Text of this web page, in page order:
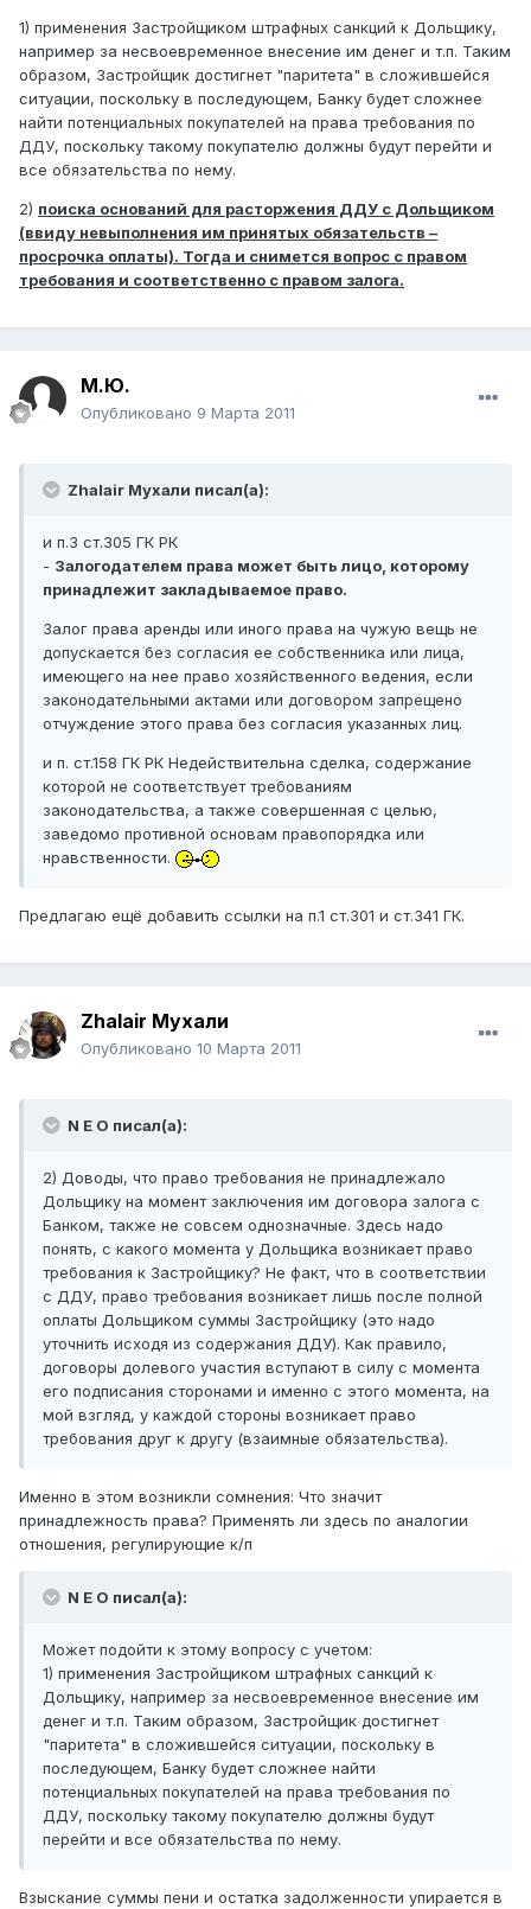
1) применения Застройщиком штрафных санкций к Дольщику,
например за несвоевременное внесение им денег и т.п. Таким
образом, Застройщик достигнет "паритета" в сложившейся
ситуации, поскольку в последующем, Банку будет сложнее
найти потенциальных покупателей на права требования по
ДДУ, поскольку такому покупателю должны будут перейти и
все обязательства по нему.
2) поиска оснований для расторжения ДДУ с Дольщиком
(ввиду невыполнения им принятых обязательств –
просрочка оплаты). Тогда и снимется вопрос с правом
требования и соответственно с правом залога.
М.Ю.
Опубликовано 9 Марта 2011
Zhalair Мухали писал(а):
и п.3 ст.305 ГК РК
- Залогодателем права может быть лицо, которому
принадлежит закладываемое право.
Залог права аренды или иного права на чужую вещь не
допускается без согласия ее собственника или лица,
имеющего на нее право хозяйственного ведения, если
законодательными актами или договором запрещено
отчуждение этого права без согласия указанных лиц.
и п. ст.158 ГК РК Недействительна сделка, содержание
которой не соответствует требованиям
законодательства, а также совершенная с целью,
заведомо противной основам правопорядка или
нравственности.
Предлагаю ещё добавить ссылки на п.1 ст.301 и ст.341 ГК.
Zhalair Мухали
Опубликовано 10 Марта 2011
N E O писал(а):
2) Доводы, что право требования не принадлежало
Дольщику на момент заключения им договора залога с
Банком, также не совсем однозначные. Здесь надо
понять, с какого момента у Дольщика возникает право
требования к Застройщику? Не факт, что в соответствии
с ДДУ, право требования возникает лишь после полной
оплаты Дольщиком суммы Застройщику (это надо
уточнить исходя из содержания ДДУ). Как правило,
договоры долевого участия вступают в силу с момента
его подписания сторонами и именно с этого момента, на
мой взгляд, у каждой стороны возникает право
требования друг к другу (взаимные обязательства).
Именно в этом возникли сомнения: Что значит
принадлежность права? Применять ли здесь по аналогии
отношения, регулирующие к/п
N E O писал(а):
Может подойти к этому вопросу с учетом:
1) применения Застройщиком штрафных санкций к
Дольщику, например за несвоевременное внесение им
денег и т.п. Таким образом, Застройщик достигнет
"паритета" в сложившейся ситуации, поскольку в
последующем, Банку будет сложнее найти
потенциальных покупателей на права требования по
ДДУ, поскольку такому покупателю должны будут
перейти и все обязательства по нему.
Взыскание суммы пени и остатка задолженности упирается в